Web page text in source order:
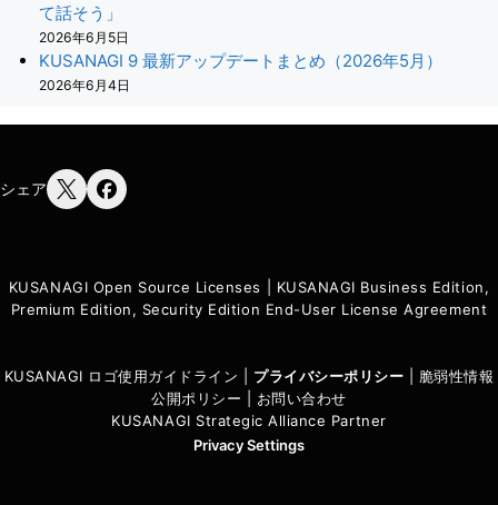
て話そう」
2026年6月5日
KUSANAGI 9 最新アップデートまとめ（2026年5月）
2026年6月4日
シェア
KUSANAGI Open Source Licenses
KUSANAGI Business Edition,
Premium Edition, Security Edition End-User License Agreement
KUSANAGI ロゴ使用ガイドライン プライバシーポリシー
脆弱性情報
公開ポリシー
お問い合わせ
KUSANAGI Strategic Alliance Partner
Privacy Settings